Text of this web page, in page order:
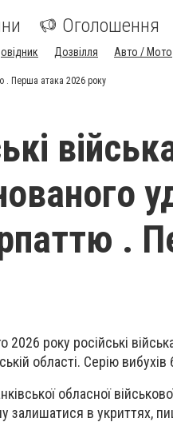
Оголошення
Дозвілля Авто / Мото
. Перша атака 2026 року
.
2026 року російські
області. Серію
обласної
залишатися в укриттях,